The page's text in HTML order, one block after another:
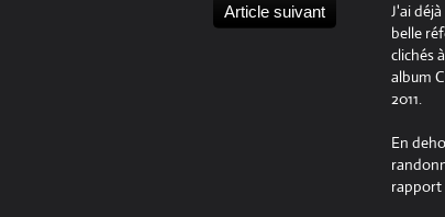
Article suivant
J'ai
belle
clichés
album
2011.
En
rapport